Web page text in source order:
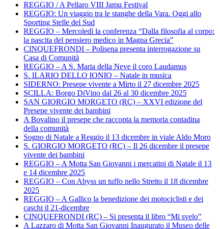
REGGIO / A Pellaro VIII Jamu Festival
REGGIO: Un viaggio tra le stanghe della Vara. Oggi allo
Sporting Stelle del Sud
REGGIO – Mercoledì la conferenza “Dalla filosofia al corpo:
la nascita del pensiero medico in Magna Grecia”
CINQUEFRONDI – Polisena presenta interrogazione su
Casa di Comunità
REGGIO – A S. Maria della Neve il coro Laudamus
S. ILARIO DELLO IONIO – Natale in musica
SIDERNO: Presepe vivente a Mirto il 27 dicembre 2025
SCILLA: Borgo DiVino dal 26 al 30 dicembre 2025
SAN GIORGIO MORGETO (RC) – XXVI edizione del
Presepe vivente dei bambini
A Bovalino il presepe che racconta la memoria contadina
della comunità
Sogno di Natale a Reggio il 13 dicembre in viale Aldo Moro
S. GIORGIO MORGETO (RC) – Il 26 dicembre il presepe
vivente dei bambini
REGGIO – A Motta San Giovanni i mercatini di Natale il 13
e 14 dicembre 2025
REGGIO – Con Abyss un tuffo nello Stretto il 18 dicembre
2025
REGGIO – A Gallico la benedizione dei motociclisti e dei
caschi il 21-dicembre
CINQUEFRONDI (RC) – Si presenta il libro “Mi svelo”
A Lazzaro di Motta San Giovanni Inaugurato il Museo delle